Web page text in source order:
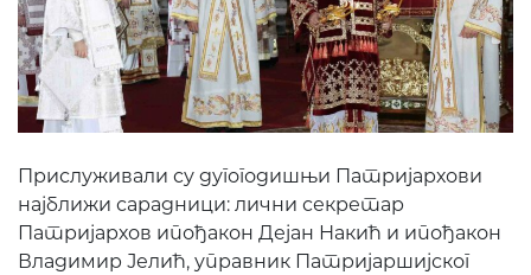
Прислуживали су дугогодишњи Патријархови
најближи сарадници: лични секретар
Патријархов ипођакон Дејан Накић и ипођакон
Владимир Јелић, управник Патријаршијског